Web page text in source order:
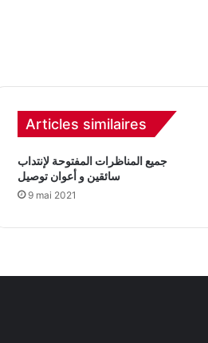
Articles similaires
جميع المناظرات المفتوحة لإنتداب
سائقين و أعوان توصيل
9 mai 2021